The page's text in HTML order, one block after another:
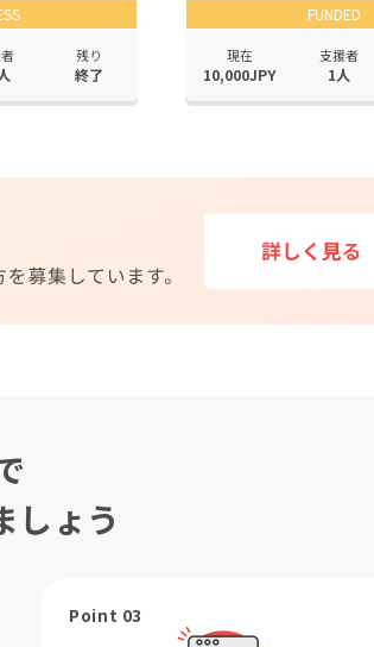
残り
終了
FUNDED
現在
10,000JPY
支援者
1人
しょう
Point 03